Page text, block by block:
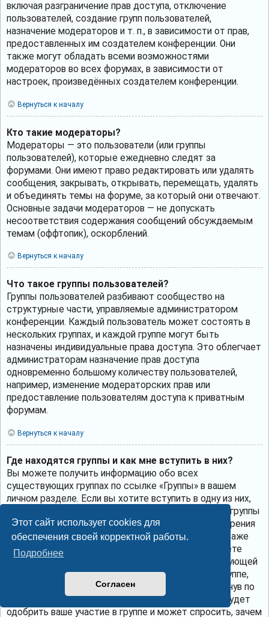
Этот сайт использует cookies для
обеспечения своей корректной работы.
Подробнее
Согласен
включая разграничение прав доступа, отключение
пользователей, создание групп пользователей,
назначение модераторов и т. п., в зависимости от прав,
предоставленных им создателем конференции. Они
также могут обладать всеми возможностями
модераторов во всех форумах, в зависимости от
настроек, произведённых создателем конференции.
Вернуться к началу
Кто такие модераторы?
Модераторы — это пользователи (или группы
пользователей), которые ежедневно следят за
форумами. Они имеют право редактировать или удалять
сообщения, закрывать, открывать, перемещать, удалять
и объединять темы на форуме, за который они отвечают.
Основные задачи модераторов — не допускать
несоответствия содержания сообщений обсуждаемым
темам (оффтопик), оскорблений.
Вернуться к началу
Что такое группы пользователей?
Группы пользователей разбивают сообщество на
структурные части, управляемые администратором
конференции. Каждый пользователь может состоять в
нескольких группах, и каждой группе могут быть
назначены индивидуальные права доступа. Это облегчает
администраторам назначение прав доступа
одновременно большому количеству пользователей,
например, изменение модераторских прав или
предоставление пользователям доступа к приватным
форумам.
Вернуться к началу
Где находятся группы и как мне вступить в них?
Вы можете получить информацию обо всех
существующих группах по ссылке «Группы» в вашем
личном разделе. Если вы хотите вступить в одну из них,
нажмите соответствующую кнопку. Однако не все группы
общедоступны. Некоторые могут требовать одобрения
для вступления в них, могут быть закрытыми или даже
скрытыми. Если группа общедоступна, то вы можете
запросить членство в ней, щёлкнув по соответствующей
кнопке. Если требуется одобрение на участие в группе,
вы можете отправить запрос на вступление, щёлкнув по
соответствующей кнопке. Лидер группы должен будет
одобрить ваше участие в группе и может спросить, зачем